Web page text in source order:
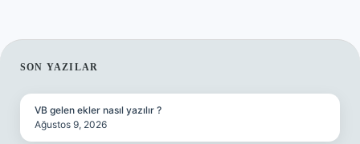
SIDEBAR
SON YAZILAR
VB gelen ekler nasıl yazılır ?
Ağustos 9, 2026